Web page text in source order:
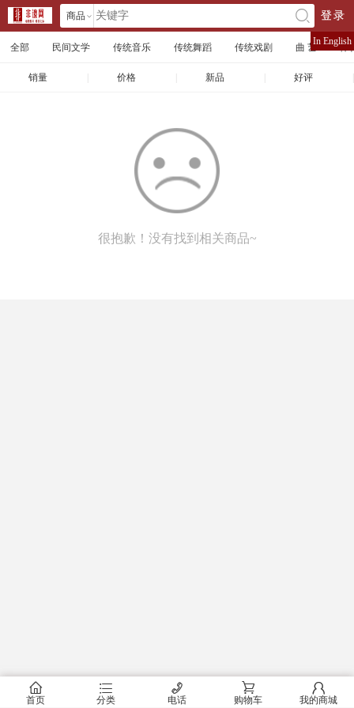
商品 󰄘 登录
全部 民间文学 传统音乐 传统舞蹈 传统戏剧 曲 艺 体
销量 价格 新品 好评
很抱歉！没有找到相关商品~
In English
󰂠
首页
󰂦
分类
󰄫
电话
󰂟
购物车
󰂢
我的商城